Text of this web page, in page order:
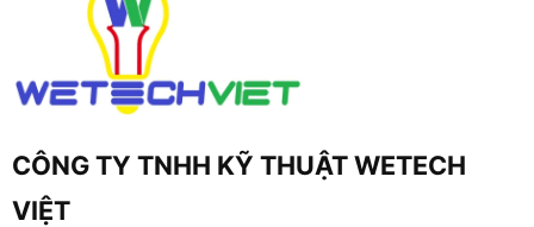
CÔNG TY TNHH KỸ THUẬT WETECH
VIỆT